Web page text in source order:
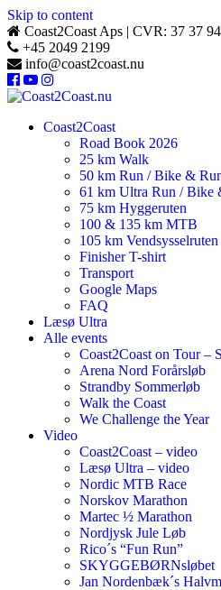
Skip to content
Coast2Coast Aps | CVR: 37 37
+45 2049 2199
info@coast2coast.nu
Coast2Coast
Road Book 2026
25 km Walk
50 km Run / Bike &
61 km Ultra Run / Bike
75 km Hyggeruten
100 & 135 km MTB
105 km Vendsysselruten
Finisher T-shirt
Transport
Google Maps
FAQ
Læsø Ultra
Alle events
Coast2Coast on Tour –
Arena Nord Forårsløb
Strandby Sommerløb
Walk the Coast
We Challenge the Year
Video
Coast2Coast – video
Læsø Ultra – video
Nordic MTB Race
Norskov Marathon
Martec ½ Marathon
Nordjysk Jule Løb
Rico´s “Fun Run”
SKYGGEBØRNsløbet
Jan Nordenbæk´s